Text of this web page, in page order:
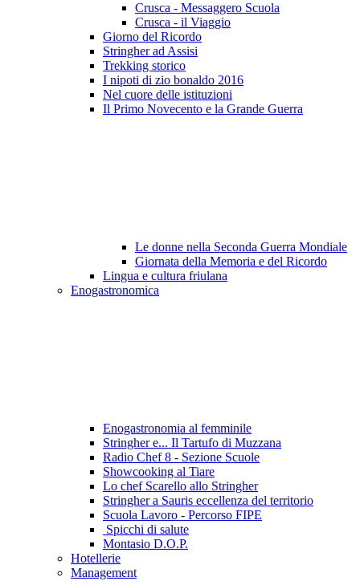
Crusca - Messaggero Scuola
Crusca - il Viaggio
Giorno del Ricordo
Stringher ad Assisi
Trekking storico
I nipoti di zio bonaldo 2016
Nel cuore delle istituzioni
Il Primo Novecento e la Grande Guerra
Le donne nella Seconda Guerra Mondiale
Giornata della Memoria e del Ricordo
Lingua e cultura friulana
Enogastronomica
Enogastronomia al femminile
Stringher e... Il Tartufo di Muzzana
Radio Chef 8 - Sezione Scuole
Showcooking al Tiare
Lo chef Scarello allo Stringher
Stringher a Sauris eccellenza del territorio
Scuola Lavoro - Percorso FIPE
Spicchi di salute
Montasio D.O.P.
Hotellerie
Management